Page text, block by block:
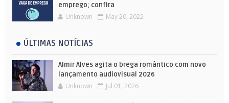
emprego; confira
Unknown May 20, 2022
ÚLTIMAS NOTÍCIAS
Almir Alves agita o brega romântico com novo
lançamento audiovisual 2026
Unknown Jul 01, 2026